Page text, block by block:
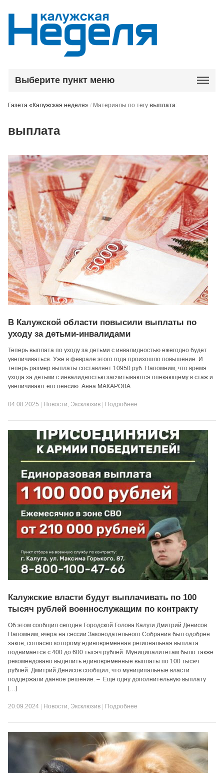
Выберите пункт меню
Газета «Калужская неделя» / Материалы по тегувыплата:
выплата
В Калужской области повысили выплаты по
уходу за детьми-инвалидами
Теперь выплата по уходу за детьми с инвалидностью ежегодно будет
увеличиваться. Уже в феврале этого года произошло повышение. И
теперь размер выплаты составляет 10950 руб. Напомним, что время
ухода за детьми с инвалидностью засчитываются опекающему в стаж и
увеличивают его пенсию. Анна МАКАРОВА
04.08.2025 Новости, Эксклюзив Подробнее
Калужские власти будут выплачивать по 100
тысяч рублей военнослужащим по контракту
Об этом сообщил сегодня Городской Голова Калуги Дмитрий Денисов.
Напомним, вчера на сессии Законодательного Собрания был одобрен
закон, согласно которому единовременная региональная выплата
поднимается с 400 до 600 тысяч рублей. Муниципалитетам было также
рекомендовано выделить единовременные выплаты по 100 тысяч
рублей. Дмитрий Денисов сообщил, что муниципальные власти
поддержали данное решение. – Ещё одну дополнительную выплату
[…]
20.09.2024 Новости, Эксклюзив Подробнее